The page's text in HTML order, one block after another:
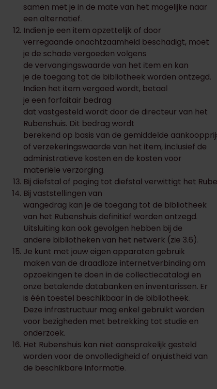
samen met je in de mate van het mogelijke naar
een alternatief.
Indien je een item opzettelijk of door
verregaande onachtzaamheid beschadigt, moet
je de schade vergoeden volgens
de vervangingswaarde van het item en kan
je de toegang tot de bibliotheek worden ontzegd.
Indien het item vergoed wordt, betaal
je een forfaitair bedrag
dat vastgesteld wordt door de directeur van het
Rubenshuis. Dit bedrag wordt
berekend op basis van de gemiddelde
of verzekeringswaarde van het item, inclusief de
administratieve kosten en de kosten voor
materiële verzorging.
Bij diefstal of poging tot diefstal verwittigt het
Bij vaststellingen van
wangedrag kan je de toegang tot de bibliotheek
van het Rubenshuis definitief worden ontzegd.
Uitsluiting kan ook gevolgen hebben bij de
andere bibliotheken van het netwerk (zie 3.6).
Je kunt met jouw eigen apparaten gebruik
maken van de draadloze internetverbinding om
opzoekingen te doen in de collectiecatalogi en
onze betalende databanken en inventarissen. Er
is één toestel beschikbaar in de bibliotheek.
Deze infrastructuur mag enkel gebruikt worden
voor bezigheden met betrekking tot studie en
onderzoek.
Het Rubenshuis kan niet aansprakelijk gesteld
worden voor de onvolledigheid of onjuistheid van
de beschikbare informatie.